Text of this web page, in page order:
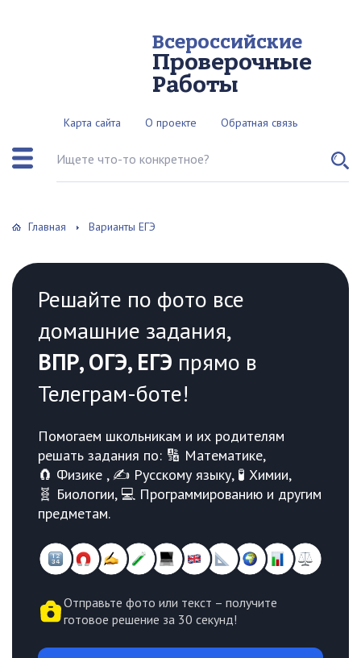
Всероссийские
Проверочные
Работы
Карта сайта О проекте Обратная связь
Поиск по сайту
Главная Варианты ЕГЭ
Решайте по фото все
домашние задания,
ВПР, ОГЭ, ЕГЭ прямо в
Телеграм-боте!
Помогаем школьникам и их родителям
решать задания по: 🔢 Математике,
🧲 Физике , ✍️ Русскому языку, 🧪 Химии,
🧬 Биологии, 💻 Программированию и другим
предметам.
Отправьте фото или текст – получите
готовое решение за 30 секунд!